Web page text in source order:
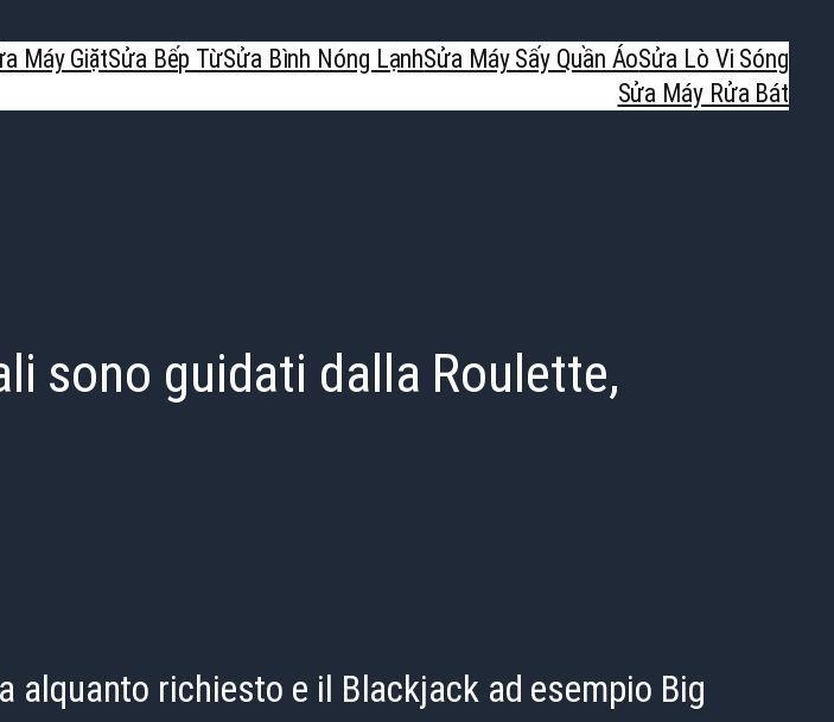
Máy GiặtSửa Bếp TừSửa Bình Nóng LạnhSửa Máy Sấy Quần ÁoSửa Lò Vi Sóng
Sửa Máy Rửa Bát
sono guidati dalla Roulette,
richiesto e il Blackjack ad esempio Big